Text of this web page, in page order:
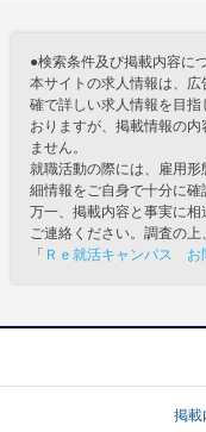
●検索条件及び掲載内容に
本サイトの求人情報は、
確で詳しい求人情報を目
おりますが、掲載情報の
ません。
就職活動の際には、雇用
細情報をご自身で十分に確
万一、掲載内容と事実に
ご連絡ください。調査の上
「 Ｒｅ就活キャンパス お
掲載